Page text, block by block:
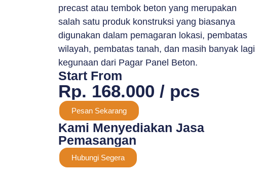
precast atau tembok beton yang merupakan
salah satu produk konstruksi yang biasanya
digunakan dalam pemagaran lokasi, pembatas
wilayah, pembatas tanah, dan masih banyak lagi
kegunaan dari Pagar Panel Beton.
Start From
Rp. 168.000 / pcs
Pesan Sekarang
Kami Menyediakan Jasa
Pemasangan
Hubungi Segera